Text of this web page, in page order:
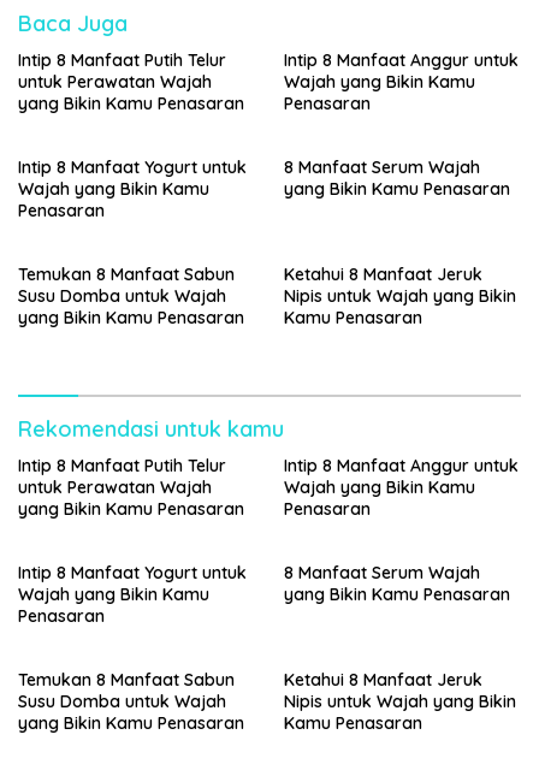
Baca Juga
Intip 8 Manfaat Putih Telur
untuk Perawatan Wajah
yang Bikin Kamu Penasaran
Intip 8 Manfaat Anggur untuk
Wajah yang Bikin Kamu
Penasaran
Intip 8 Manfaat Yogurt untuk
Wajah yang Bikin Kamu
Penasaran
8 Manfaat Serum Wajah
yang Bikin Kamu Penasaran
Temukan 8 Manfaat Sabun
Susu Domba untuk Wajah
yang Bikin Kamu Penasaran
Ketahui 8 Manfaat Jeruk
Nipis untuk Wajah yang Bikin
Kamu Penasaran
Rekomendasi untuk kamu
Intip 8 Manfaat Putih Telur
untuk Perawatan Wajah
yang Bikin Kamu Penasaran
Intip 8 Manfaat Anggur untuk
Wajah yang Bikin Kamu
Penasaran
Intip 8 Manfaat Yogurt untuk
Wajah yang Bikin Kamu
Penasaran
8 Manfaat Serum Wajah
yang Bikin Kamu Penasaran
Temukan 8 Manfaat Sabun
Susu Domba untuk Wajah
yang Bikin Kamu Penasaran
Ketahui 8 Manfaat Jeruk
Nipis untuk Wajah yang Bikin
Kamu Penasaran